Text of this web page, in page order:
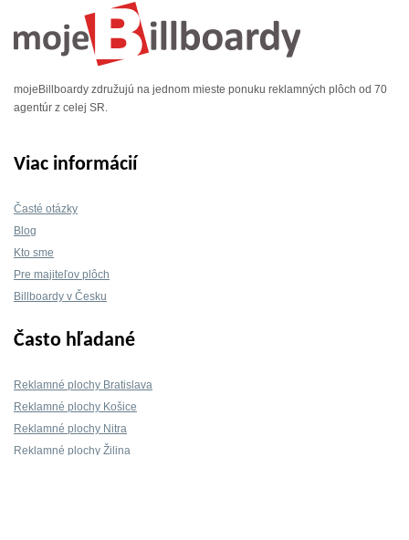
mojeBillboardy združujú na jednom mieste ponuku reklamných plôch od 70
agentúr z celej SR.
Viac informácií
Časté otázky
Blog
Kto sme
Pre majiteľov plôch
Billboardy v Česku
Často hľadané
Reklamné plochy Bratislava
Reklamné plochy Košice
Reklamné plochy Nitra
Reklamné plochy Žilina